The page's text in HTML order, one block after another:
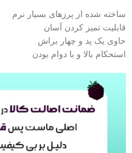
ساخته شده از پرزهای بسیار نرم
قابلیت تمیز کردن آسان
حاوی یک پد و چهار براش
استحکام بالا و با دوام بودن